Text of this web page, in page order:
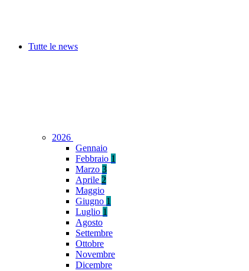
Tutte le news
2026
Gennaio
Febbraio 1
Marzo 3
Aprile 2
Maggio
Giugno 1
Luglio 1
Agosto
Settembre
Ottobre
Novembre
Dicembre